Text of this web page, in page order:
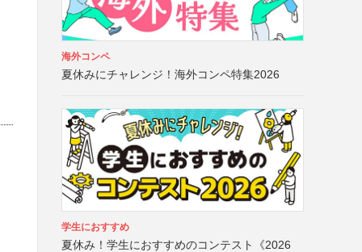
海外コンペ
夏休みにチャレンジ！海外コンペ特集2026
学生におすすめ
夏休み！学生におすすめのコンテスト《2026